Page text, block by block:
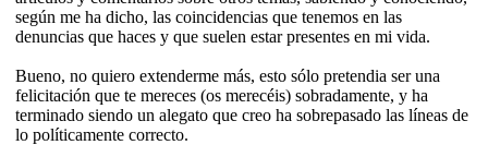
según me ha dicho, las coincidencias que tenemos en las
denuncias que haces y que suelen estar presentes en mi vida.
Bueno, no quiero extenderme más, esto sólo pretendia ser una
felicitación que te mereces (os merecéis) sobradamente, y ha
terminado siendo un alegato que creo ha sobrepasado las líneas de
lo políticamente correcto.